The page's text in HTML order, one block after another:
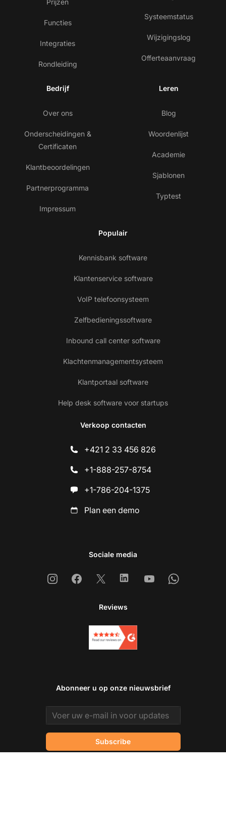
Functies
Integraties
Rondleiding
Systeemstatus
Wijzigingslog
Offerteaanvraag
Bedrijf
Over ons
Onderscheidingen &
Certificaten
Klantbeoordelingen
Partnerprogramma
Impressum
Leren
Blog
Woordenlijst
Academie
Sjablonen
Typtest
Populair
Kennisbank software
Klantenservice software
VoIP telefoonsysteem
Zelfbedieningssoftware
Inbound call center software
Klachtenmanagementsysteem
Klantportaal software
Help desk software voor startups
Verkoop contacten
+421 2 33 456 826
+1-888-257-8754
+1-786-204-1375
Plan een demo
Sociale media
InstagramFacebook
X LinkedinYoutubeWhatsapp
Reviews
Abonneer u op onze nieuwsbrief
Email address
Subscribe